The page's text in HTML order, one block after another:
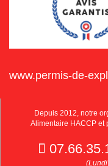
www.permis-de-
Depuis 2012, notre
Alimentaire HACCP et